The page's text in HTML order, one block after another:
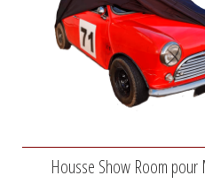
Housse Show Room pour